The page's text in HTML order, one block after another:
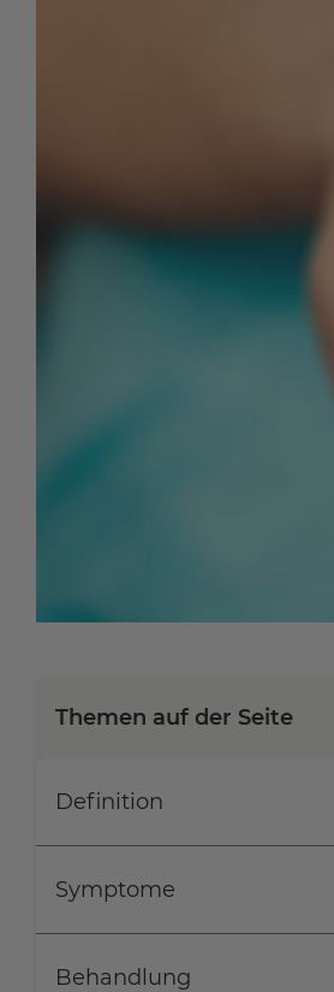
Themen auf der Seite
Definition
Symptome
Behandlung